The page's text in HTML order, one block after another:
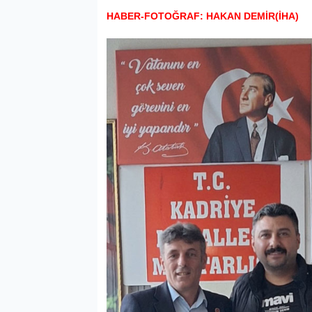
HABER-FOTOĞRAF: HAKAN DEMİR(İHA)